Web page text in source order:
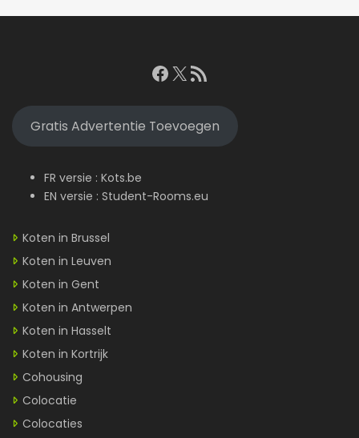
Facebook
X RSS feed
Gratis Advertentie Toevoegen
FR versie : Kots.be
EN versie : Student-Rooms.eu
Koten in Brussel
Koten in Leuven
Koten in Gent
Koten in Antwerpen
Koten in Hasselt
Koten in Kortrijk
Cohousing
Colocatie
Colocaties